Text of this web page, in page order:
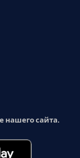
нашего сайта.